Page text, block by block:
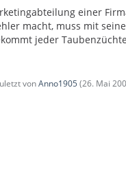
einer
macht, muss mit
jeder
vonAnno1905 (26. Mai